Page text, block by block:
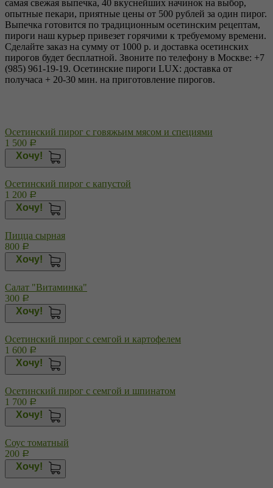
самая свежая выпечка, 40 вкуснейших начинок на выбор,
опытные пекари, приятные цены от 500 рублей за один пирог.
Выпечка готовится по традиционным осетинским рецептам,
пироги наш курьер привезет горячими к требуемому времени.
Сделайте заказ на сумму от 1000 р. и доставка осетинских
пирогов будет бесплатной. Звоните по телефону в Москве: +7
(985) 961-19-19. Осетинские пироги LUX: доставка от
получаса + 20-30 мин. на приготовление пирогов.
Осетинский пирог с говяжьим мясом и специями
1 500 Р
Хочу!
Осетинский пирог с капустой
1 200 Р
Хочу!
Пицца сырная
800 Р
Хочу!
Салат "Витаминка"
300 Р
Хочу!
Осетинский пирог с семгой и картофелем
1 600 Р
Хочу!
Осетинский пирог с семгой и шпинатом
1 700 Р
Хочу!
Соус томатный
200 Р
Хочу!